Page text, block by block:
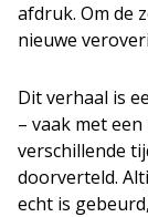
afdruk. Om de
nieuwe
Dit verhaal is
– vaak met
verschillende
doorverteld.
echt is